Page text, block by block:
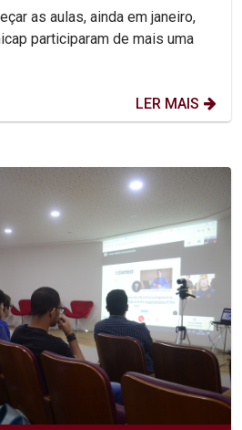
as aulas, ainda em janeiro,
participaram de mais uma
LER MAIS